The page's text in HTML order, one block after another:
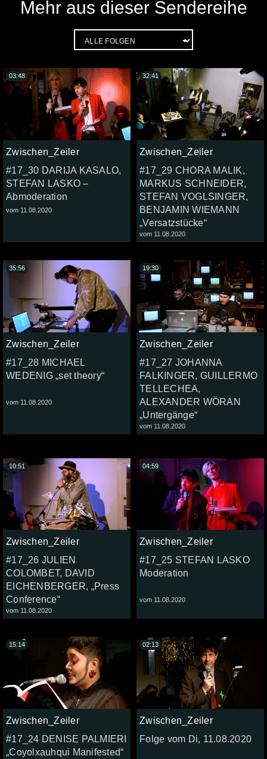
Mehr aus dieser Sendereihe
Zwischen_Zeiler
#17_30 DARIJA KASALO,
STEFAN LASKO –
Abmoderation
vom 11.08.2020
03:48
Zwischen_Zeiler
#17_29 CHORA MALIK,
MARKUS SCHNEIDER,
STEFAN VOGLSINGER,
BENJAMIN WIEMANN
„Versatzstücke“
vom 11.08.2020
32:41
Zwischen_Zeiler
#17_28 MICHAEL
WEDENIG „set theory“
vom 11.08.2020
35:56
Zwischen_Zeiler
#17_27 JOHANNA
FALKINGER, GUILLERMO
TELLECHEA,
ALEXANDER WÖRAN
„Untergänge“
vom 11.08.2020
19:30
Zwischen_Zeiler
#17_26 JULIEN
COLOMBET, DAVID
EICHENBERGER, „Press
Conference“
vom 11.08.2020
10:51
Zwischen_Zeiler
#17_25 STEFAN LASKO
Moderation
vom 11.08.2020
04:59
Zwischen_Zeiler
#17_24 DENISE PALMIERI
„Coyolxauhqui Manifested“
15:14
Zwischen_Zeiler
Folge vom Di, 11.08.2020
02:13